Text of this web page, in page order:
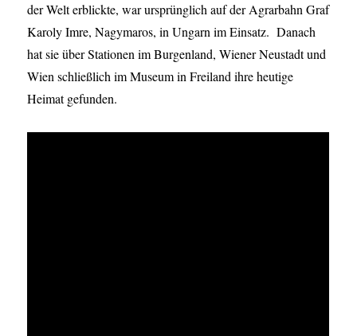
der Welt erblickte, war ursprünglich auf der Agrarbahn Graf
Karoly Imre, Nagymaros, in Ungarn im Einsatz. Danach
hat sie über Stationen im Burgenland, Wiener Neustadt und
Wien schließlich im Museum in Freiland ihre heutige
Heimat gefunden.